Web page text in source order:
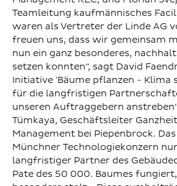
Teamleitung kaufmännisches
waren als Vertreter der Linde AG
freuen uns, dass wir gemeinsam
nun ein ganz besonderes,
setzen konnten“, sagt David
Initiative 'Bäume pflanzen - Klima
für die langfristigen
unseren Auftraggebern
Tümkaya, Geschäftsleiter
Management bei Piepenbrock.
Münchner Technologiekonzern
langfristiger Partner des
Pate des 50 000. Baumes